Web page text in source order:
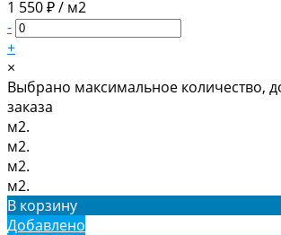
1 550 ₽ / м2
-
+
×
Выбрано максимальное количество,
заказа
м2.
м2.
м2.
м2.
В корзину
Добавлено